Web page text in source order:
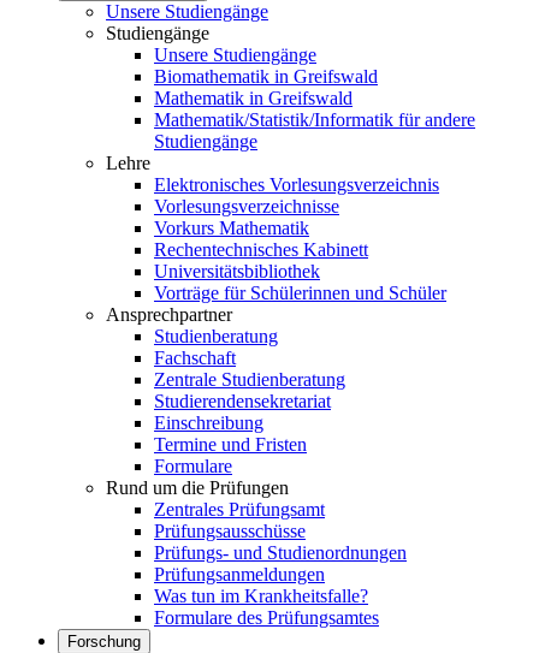
Unsere Studiengänge
Studiengänge
Unsere Studiengänge
Biomathematik in Greifswald
Mathematik in Greifswald
Mathematik/Statistik/Informatik für andere
Studiengänge
Lehre
Elektronisches Vorlesungsverzeichnis
Vorlesungsverzeichnisse
Vorkurs Mathematik
Rechentechnisches Kabinett
Universitätsbibliothek
Vorträge für Schülerinnen und Schüler
Ansprechpartner
Studienberatung
Fachschaft
Zentrale Studienberatung
Studierendensekretariat
Einschreibung
Termine und Fristen
Formulare
Rund um die Prüfungen
Zentrales Prüfungsamt
Prüfungsausschüsse
Prüfungs- und Studienordnungen
Prüfungsanmeldungen
Was tun im Krankheitsfalle?
Formulare des Prüfungsamtes
Forschung